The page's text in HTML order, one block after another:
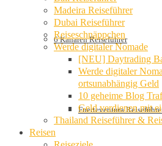
6 Kanaren Reiseführer
Fuerteventura
Madeira Reiseführer
Dubai Reiseführer
Reiseschnäppchen
Werde digitaler Nomade
[NEU] Daytrading
Werde digitaler
ortsunabhängig Geld
10 geheime Blog
Geld verdienen mit
Thailand Reiseführer &
Reisen